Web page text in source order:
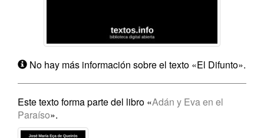
No hay más información sobre el texto «El Difunto».
Este texto forma parte del libro «Adán y Eva en el
Paraíso».